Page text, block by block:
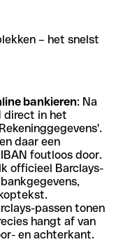
– het snelst
bankieren: Na
direct in het
daar een
foutloos door.
officieel Barclays-
passen tonen
hangt af van
en achterkant.